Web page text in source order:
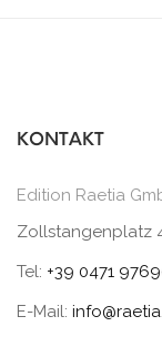
KONTAKT
Edition Raetia
Zollstangenplatz
Tel: +39 0471
E-Mail: